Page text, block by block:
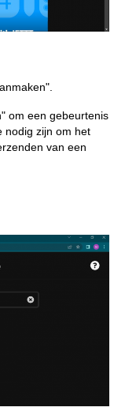
om een gebeurtenis
nodig zijn om het
van een